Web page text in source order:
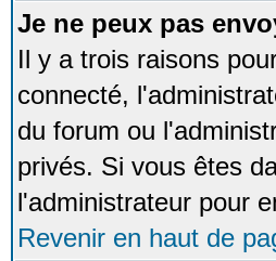
Je ne peux pas
Il y a trois raisons
connecté,
du forum ou
privés. Si vous êtes
l'administrateur pour
Revenir en haut de